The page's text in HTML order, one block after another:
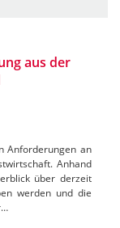
aus der
Anforderungen an
Anhand
über derzeit
werden und die